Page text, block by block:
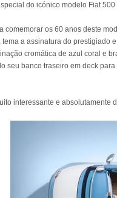
do icónico modelo Fiat
comemorar os 60 anos deste
tema a assinatura do prestigiado
cromática de azul coral e
seu banco traseiro em deck
interessante e absolutamente